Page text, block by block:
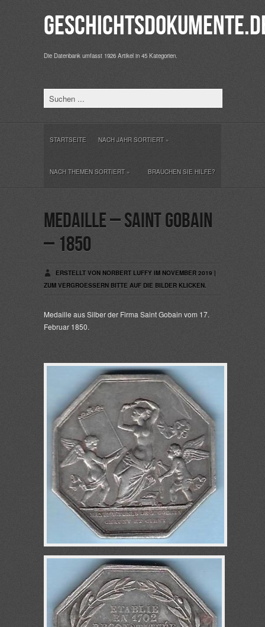
Die Datenbank umfasst 1926 Artikel in 45 Kategorien.
STARTSEITE NACH JAHR SORTIERT»
NACH THEMEN SORTIERT» BRAUCHEN SIE HILFE?
Medaille – Saint Gobain
– 1850
ERSTELLT VON NORBERT LUFFY IM NOVEMBER 2019 |
ZUM VERGROESSERN BITTE AUF DIE BILDER KLICKEN.
Medaille aus Silber der Firma Saint Gobain vom 17.
Februar 1850.